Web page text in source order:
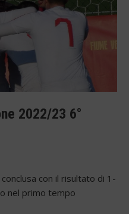
2022/23 6°
con il risultato di 1-
nel primo tempo